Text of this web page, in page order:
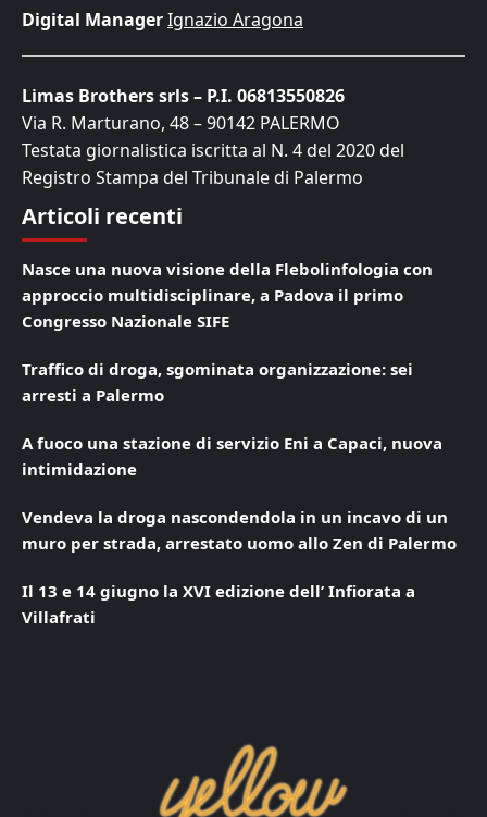
Digital ManagerIgnazio Aragona
Limas Brothers srls – P.I. 06813550826
Via R. Marturano, 48 – 90142 PALERMO
Testata giornalistica iscritta al N. 4 del 2020 del
Registro Stampa del Tribunale di Palermo
Articoli recenti
Nasce una nuova visione della Flebolinfologia con
approccio multidisciplinare, a Padova il primo
Congresso Nazionale SIFE
Traffico di droga, sgominata organizzazione: sei
arresti a Palermo
A fuoco una stazione di servizio Eni a Capaci, nuova
intimidazione
Vendeva la droga nascondendola in un incavo di un
muro per strada, arrestato uomo allo Zen di Palermo
Il 13 e 14 giugno la XVI edizione dell’ Infiorata a
Villafrati